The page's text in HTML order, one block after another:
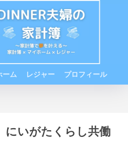
ーム レジャー プロフィール
にいがたくらし共働